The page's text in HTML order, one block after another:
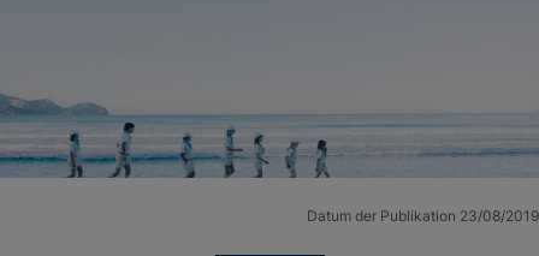
Datum der Publikation 23/08/2019